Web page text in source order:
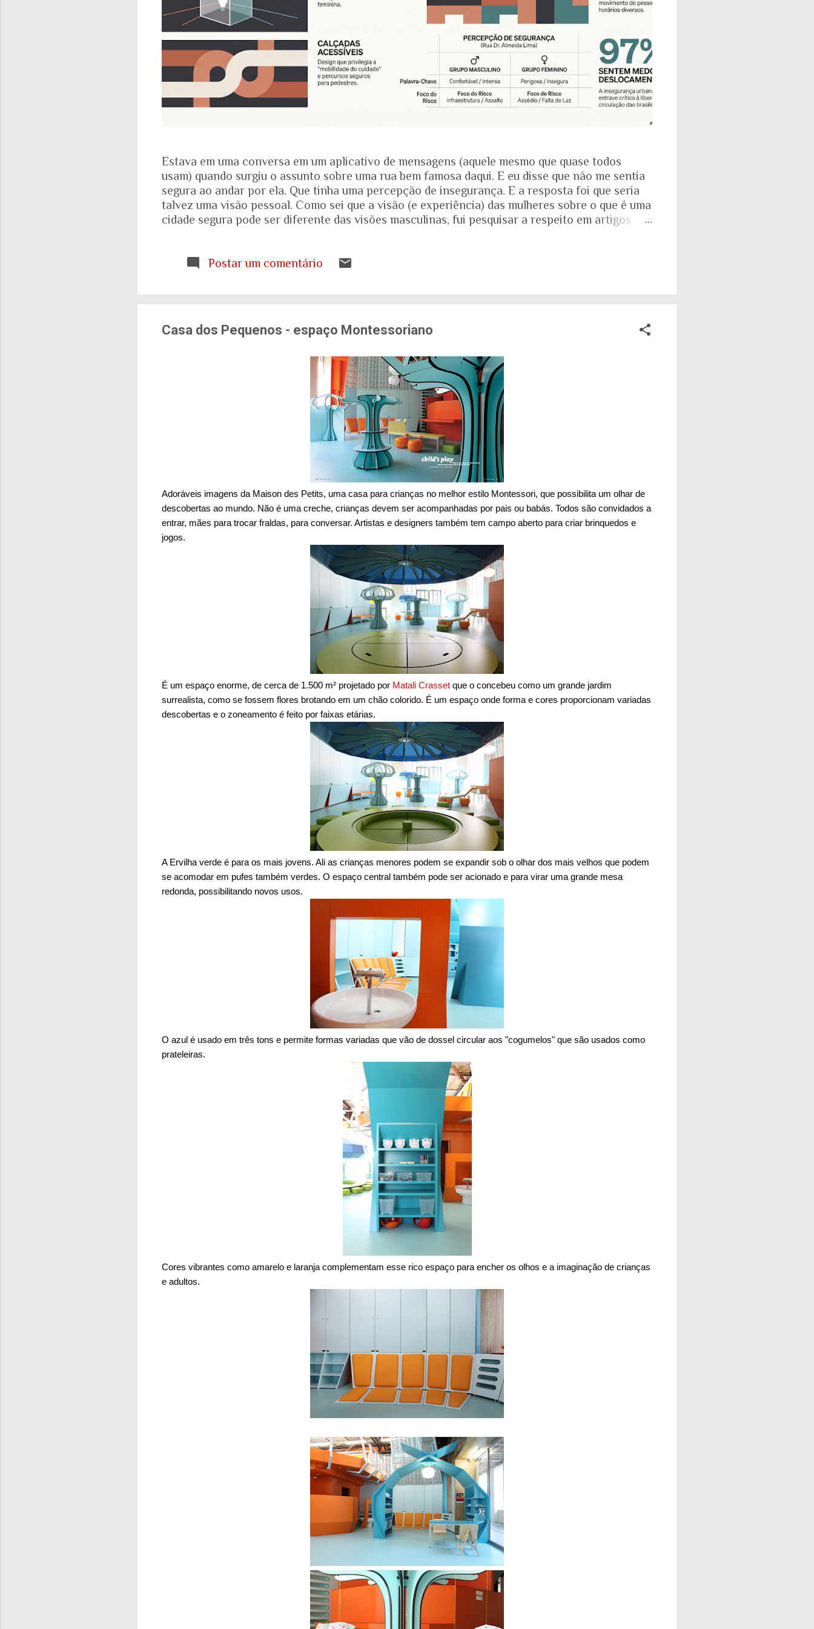
Estava em uma conversa em um aplicativo de mensagens (aquele mesmo que quase todos
usam) quando surgiu o assunto sobre uma rua bem famosa daqui. E eu disse que não me sentia
segura ao andar por ela. Que tinha uma percepção de insegurança. E a resposta foi que seria
talvez uma visão pessoal. Como sei que a visão (e experiência) das mulheres sobre o que é uma
cidade segura pode ser diferente das visões masculinas, fui pesquisar a respeito em artigos
Locomotiva, divulgada em setembro de 2024, mostrou um dado alarmante: que 97% das
sensação isolada. Se per...
Postar um comentário
Casa dos Pequenos - espaço Montessoriano
Adoráveis imagens da Maison des Petits, uma casa para crianças no melhor estilo Montessori, que possibilita um olhar de
descobertas ao mundo. Não é uma creche, crianças devem ser acompanhadas por pais ou babás. Todos são convidados a
entrar, mães para trocar fraldas, para conversar. Artistas e designers também tem campo aberto para criar brinquedos e
jogos.
É um espaço enorme, de cerca de 1.500 m² projetado por Matali Crasset que o concebeu como um grande jardim
surrealista, como se fossem flores brotando em um chão colorido. É um espaço onde forma e cores proporcionam variadas
descobertas e o zoneamento é feito por faixas etárias.
A Ervilha verde é para os mais jovens. Ali as crianças menores podem se expandir sob o olhar dos mais velhos que podem
se acomodar em pufes também verdes. O espaço central também pode ser acionado e para virar uma grande mesa
redonda, possibilitando novos usos.
O azul é usado em três tons e permite formas variadas que vão de dossel circular aos "cogumelos" que são usados como
prateleiras.
Cores vibrantes como amarelo e laranja complementam esse rico espaço para encher os olhos e a imaginação de crianças
e adultos.